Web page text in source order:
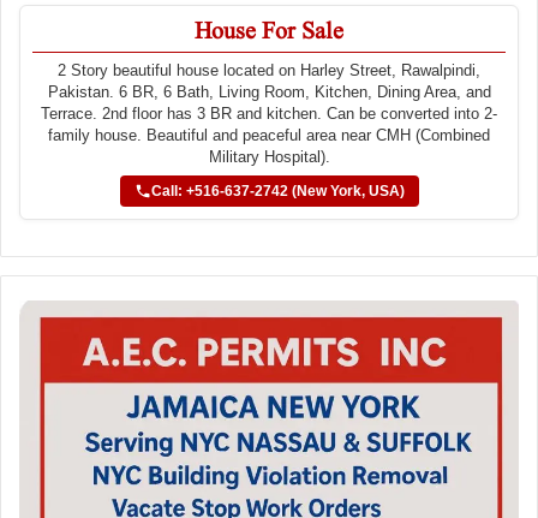
House For Sale
2 Story beautiful house located on Harley Street, Rawalpindi,
Pakistan. 6 BR, 6 Bath, Living Room, Kitchen, Dining Area, and
Terrace. 2nd floor has 3 BR and kitchen. Can be converted into 2-
family house. Beautiful and peaceful area near CMH (Combined
Military Hospital).
Call: +516-637-2742 (New York, USA)